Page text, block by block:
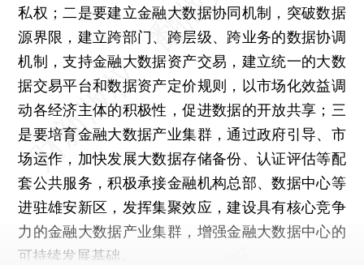
私权；二是要建立金融大数据协同机制，突破数据
源界限，建立跨部门、跨层级、跨业务的数据协调
机制，支持金融大数据资产交易，建立统一的大数
据交易平台和数据资产定价规则，以市场化效益调
动各经济主体的积极性，促进数据的开放共享；三
是要培育金融大数据产业集群，通过政府引导、市
场运作，加快发展大数据存储备份、认证评估等配
套公共服务，积极承接金融机构总部、数据中心等
进驻雄安新区，发挥集聚效应，建设具有核心竞争
力的金融大数据产业集群，增强金融大数据中心的
可持续发展基础。